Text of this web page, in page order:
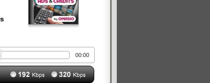
00:00